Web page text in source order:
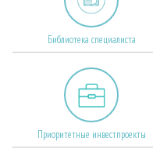
Библиотека специалиста
Приоритетные инвестпроекты